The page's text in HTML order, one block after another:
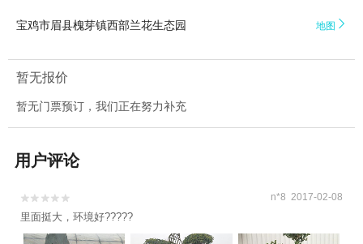
宝鸡市眉县槐芽镇西部兰花生态园 地图 
暂无报价
暂无门票预订，我们正在努力补充
用户评论

 n*8 2017-02-08
里面挺大，环境好?????